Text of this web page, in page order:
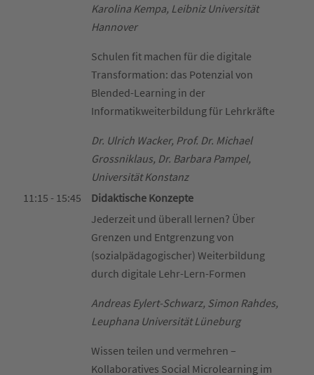
Karolina Kempa, Leibniz Universität
Hannover
Schulen fit machen für die digitale
Transformation: das Potenzial von
Blended-Learning in der
Informatikweiterbildung für Lehrkräfte
Dr. Ulrich Wacker, Prof. Dr. Michael
Grossniklaus, Dr. Barbara Pampel,
Universität Konstanz
11:15 - 15:45
Didaktische Konzepte
Jederzeit und überall lernen? Über
Grenzen und Entgrenzung von
(sozialpädagogischer) Weiterbildung
durch digitale Lehr-Lern-Formen
Andreas Eylert-Schwarz, Simon Rahdes,
Leuphana Universität Lüneburg
Wissen teilen und vermehren –
Kollaboratives Social Microlearning im